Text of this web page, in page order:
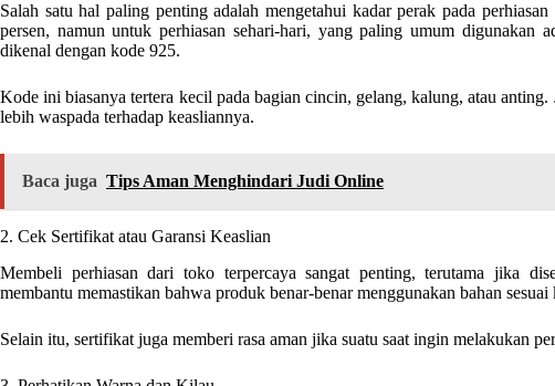
Salah satu hal paling penting adalah mengetahui kadar perak pada
persen, namun untuk perhiasan sehari-hari, yang paling umum digunakan
dikenal dengan kode 925.
Kode ini biasanya tertera kecil pada bagian cincin, gelang, kalung, atau
lebih waspada terhadap keasliannya.
Baca juga Tips Aman Menghindari Judi Online
2. Cek Sertifikat atau Garansi Keaslian
Membeli perhiasan dari toko terpercaya sangat penting, terutama jika
membantu memastikan bahwa produk benar-benar menggunakan bahan
Selain itu, sertifikat juga memberi rasa aman jika suatu saat ingin melakukan